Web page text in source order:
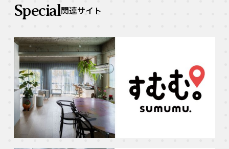
Special関連サイト